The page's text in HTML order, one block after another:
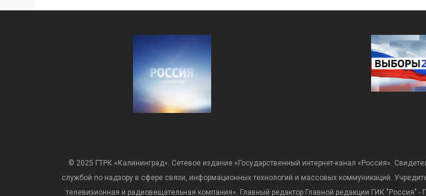
© 2025 ГТРК «Калининград». Сетевое издание «Государственный интернет-канал «Россия».
службой по надзору в сфере связи, информационных технологий и массовых коммуникаций.
телевизионная и радиовещательная компания». Главный редактор Главной редакции ГИК "Россия"